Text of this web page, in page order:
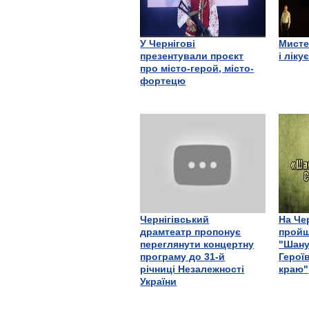
У Чернігові
презентували проєкт
про місто-герой, місто-
фортецю
і
Чернігівський
драмтеатр пропонує
переглянути концертну
програму до 31-й
річниці Незалежності
України
На
краю"